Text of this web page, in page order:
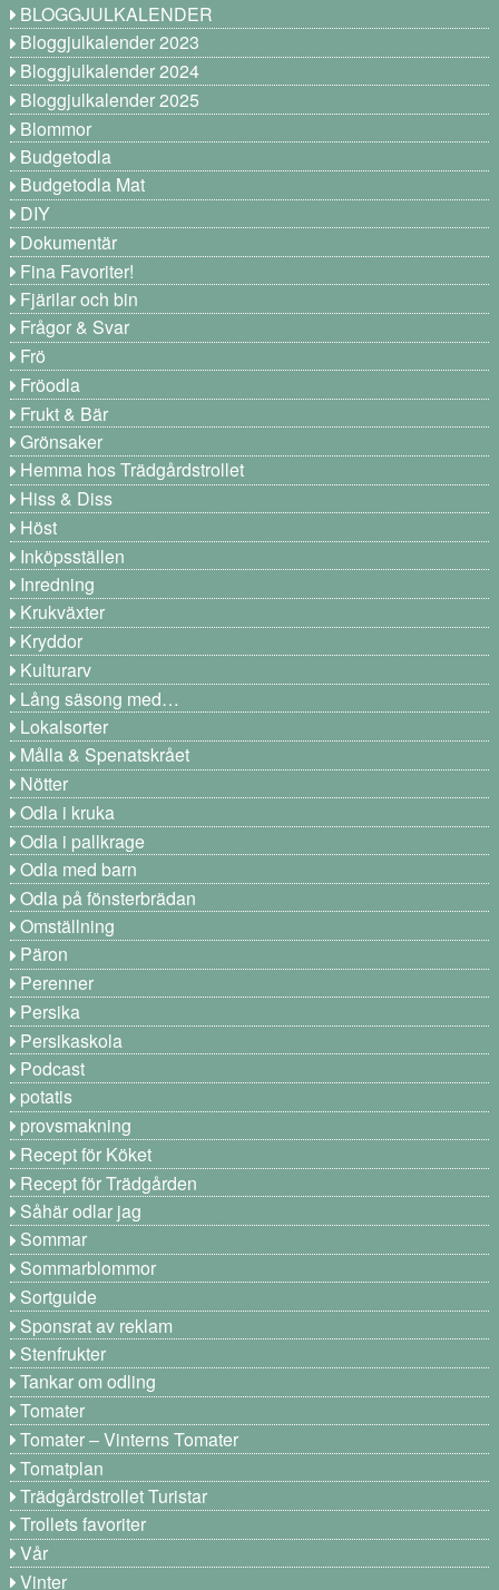
BLOGGJULKALENDER
Bloggjulkalender 2023
Bloggjulkalender 2024
Bloggjulkalender 2025
Blommor
Budgetodla
Budgetodla Mat
DIY
Dokumentär
Fina Favoriter!
Fjärilar och bin
Frågor & Svar
Frö
Fröodla
Frukt & Bär
Grönsaker
Hemma hos Trädgårdstrollet
Hiss & Diss
Höst
Inköpsställen
Inredning
Krukväxter
Kryddor
Kulturarv
Lång säsong med…
Lokalsorter
Målla & Spenatskrået
Nötter
Odla i kruka
Odla i pallkrage
Odla med barn
Odla på fönsterbrädan
Omställning
Päron
Perenner
Persika
Persikaskola
Podcast
potatis
provsmakning
Recept för Köket
Recept för Trädgården
Såhär odlar jag
Sommar
Sommarblommor
Sortguide
Sponsrat av reklam
Stenfrukter
Tankar om odling
Tomater
Tomater – Vinterns Tomater
Tomatplan
Trädgårdstrollet Turistar
Trollets favoriter
Vår
Vinter